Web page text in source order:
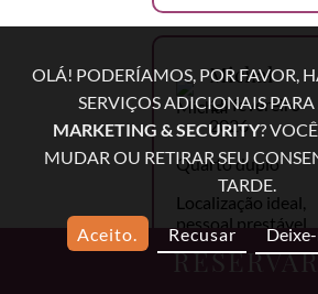
Michał
15 fevereiro
2026
Quarto duplo
Localização ideal,
pessoal prestável,
pequeno-almoço
delicioso,
OLÁ! PODERÍAMOS, POR FAVOR,
SERVIÇOS ADICIONAIS PARA
MARKETING & SECURITY?
MUDAR OU RETIRAR SEU
TARDE.
Aceito. Recusar